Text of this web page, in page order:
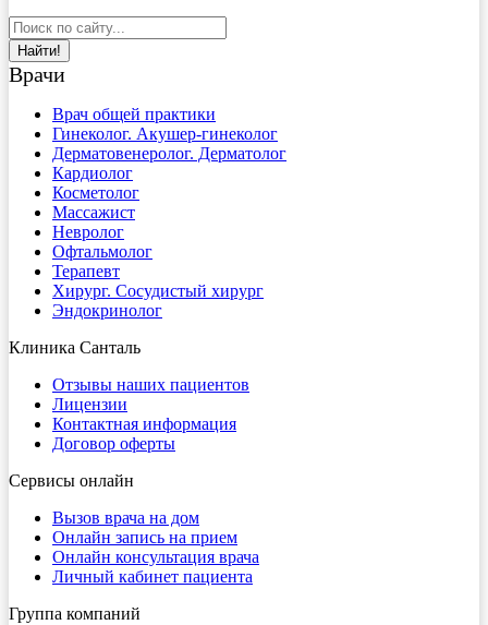
Найти!
Врачи
Врач общей практики
Гинеколог. Акушер-гинеколог
Дерматовенеролог. Дерматолог
Кардиолог
Косметолог
Массажист
Невролог
Офтальмолог
Терапевт
Хирург. Сосудистый хирург
Эндокринолог
Клиника Санталь
Отзывы наших пациентов
Лицензии
Контактная информация
Договор оферты
Сервисы онлайн
Вызов врача на дом
Онлайн запись на прием
Онлайн консультация врача
Личный кабинет пациента
Группа компаний